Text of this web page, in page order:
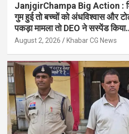
JanjgirChampa Big Action :
गुम हुई तो बच्चों को अंधविश्वास और
पकड़ा मामला तो DEO ने सस्पेंड
August 2, 2026 Khabar CG News